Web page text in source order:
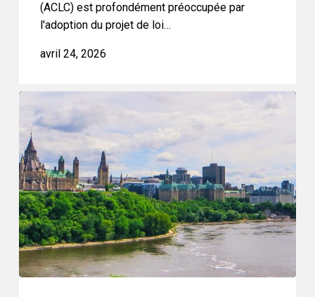
(ACLC) est profondément préoccupée par
l'adoption du projet de loi…
avril 24, 2026
Nouveau
sondage
:
les
partis
politiques
fédéraux
sont
en
queue
de